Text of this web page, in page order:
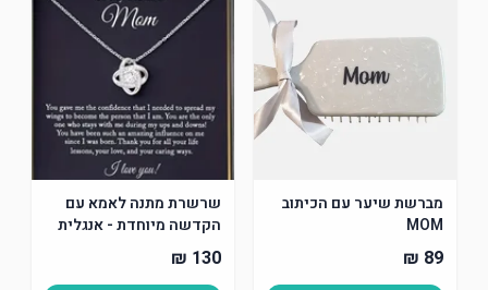
מברשת שיער עם הכיתוב
MOM
שרשרת מתנה לאמא עם
הקדשה מיוחדת - אנגלית